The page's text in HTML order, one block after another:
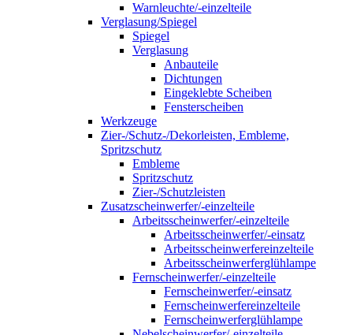
Warnleuchte/-einzelteile
Verglasung/Spiegel
Spiegel
Verglasung
Anbauteile
Dichtungen
Eingeklebte Scheiben
Fensterscheiben
Werkzeuge
Zier-/Schutz-/Dekorleisten, Embleme,
Spritzschutz
Embleme
Spritzschutz
Zier-/Schutzleisten
Zusatzscheinwerfer/-einzelteile
Arbeitsscheinwerfer/-einzelteile
Arbeitsscheinwerfer/-einsatz
Arbeitsscheinwerfereinzelteile
Arbeitsscheinwerferglühlampe
Fernscheinwerfer/-einzelteile
Fernscheinwerfer/-einsatz
Fernscheinwerfereinzelteile
Fernscheinwerferglühlampe